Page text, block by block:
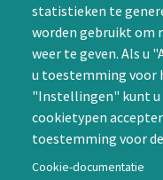
statistieken te
worden gebruikt om
weer te geven. Als u
u toestemming voor
"Instellingen" kunt u
cookietypen
toestemming voor
Cookie-documentatie
Contact
Nienoord 5, 1112 XE Diemen
info@ntvp.nl